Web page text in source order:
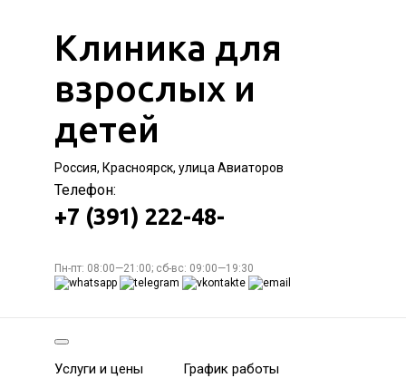
Клиника для
взрослых и
детей
Россия, Красноярск, улица Авиаторов
Телефон:
+7 (391) 222-48-
Пн-пт: 08:00—21:00; сб-вс: 09:00—19:30
Услуги и цены График работы